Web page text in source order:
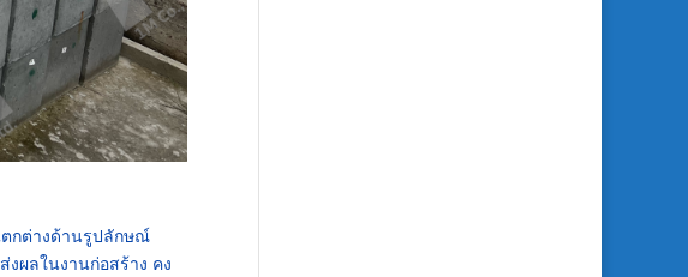
ตกต่างด้านรูปลักษณ์
ผลในงานก่อสร้าง คง